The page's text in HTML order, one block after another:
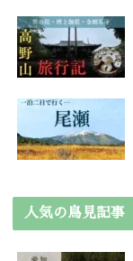
人気の鳥見記事